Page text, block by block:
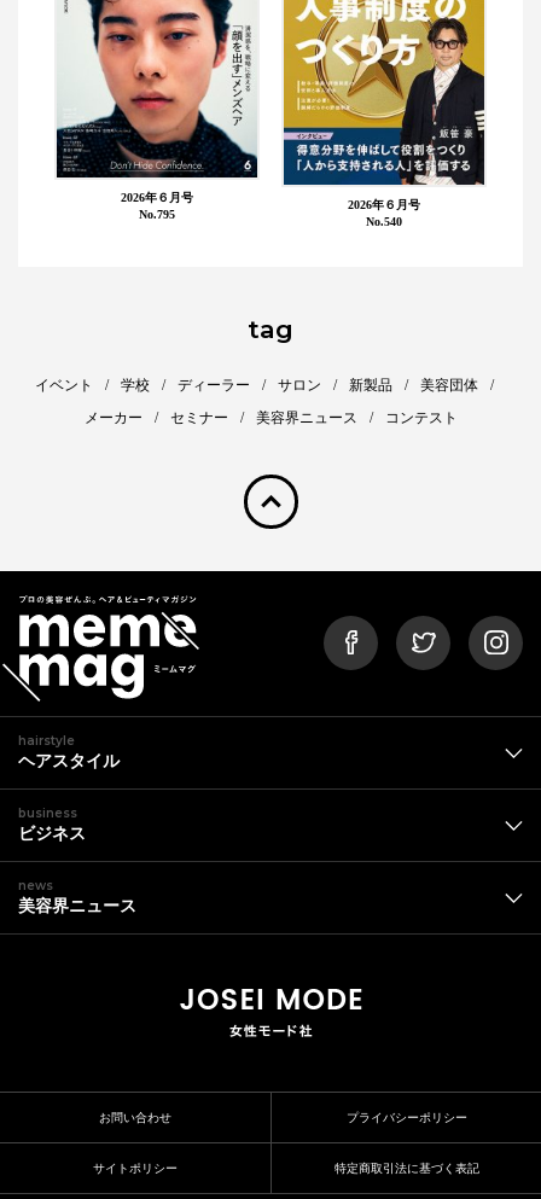
2026年６月号
No.795
2026年６月号
No.540
tag
イベント 学校 ディーラー サロン 新製品
美容団体
メーカー
セミナー 美容界ニュース コンテスト
pagetop
hairstyle
ヘアスタイル
business
ビジネス
news
美容界ニュース
お問い合わせ プライバシーポリシー
サイトポリシー 特定商取引法に基づく表記